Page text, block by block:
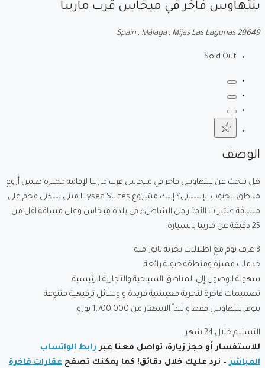
بنتهاوس فاخر في ميخاس قرب ماربيا
Spain , Málaga , Mijas Las Lagunas 29649
Sold Out
الوصف
هل تبحث عن بنتهاوس فاخر في ميخاس قرب ماربيا لإقامة مميزة ضمن أروع
مناطق الجنوب الإسباني؟ إليك مشروع Elysea Suites مبنى سكني فخم على
مسافة عشرات الأمتار من الشاطىء في بلدة ميخاس وعلى مسافة اقل من
25 دقيقة عن ماربيا بالسيارة
3 غرف نوم مع اطلالات بحرية بانورامية
خدمات مميزة ومنطقة حيوية رائعة
سهولة الوصول إلى المناطق السياحية والتجارية الرئيسية.
تصميمات فاخرة لتجربة معيشية فريدة و وسائل ترفيهية متنوعة.
يتوفر بنتهاوس فقط و تبدأ الاسعار من 1,700,000 يورو
التسليم خلال 24 شهر.
للاستفسار أو حجز زيارة، تواصل معنا عبر رابط الواتساب
المباشر– نرد عليك خلال دقائق! كما يمكنك تصفح عقارات فاخرة